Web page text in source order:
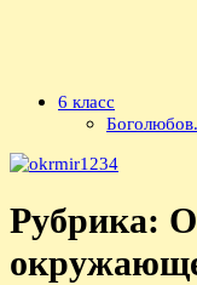
6 класс
Рубрика: